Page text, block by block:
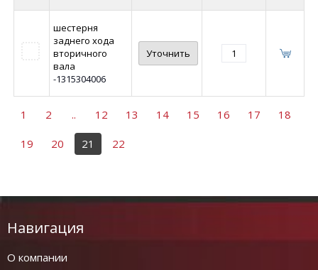
шестерня
заднего хода
вторичного
вала
-1315304006
Уточнить
1 2 .. 12 13 14 15 16 17 18
19 20 21 22
Навигация
О компании